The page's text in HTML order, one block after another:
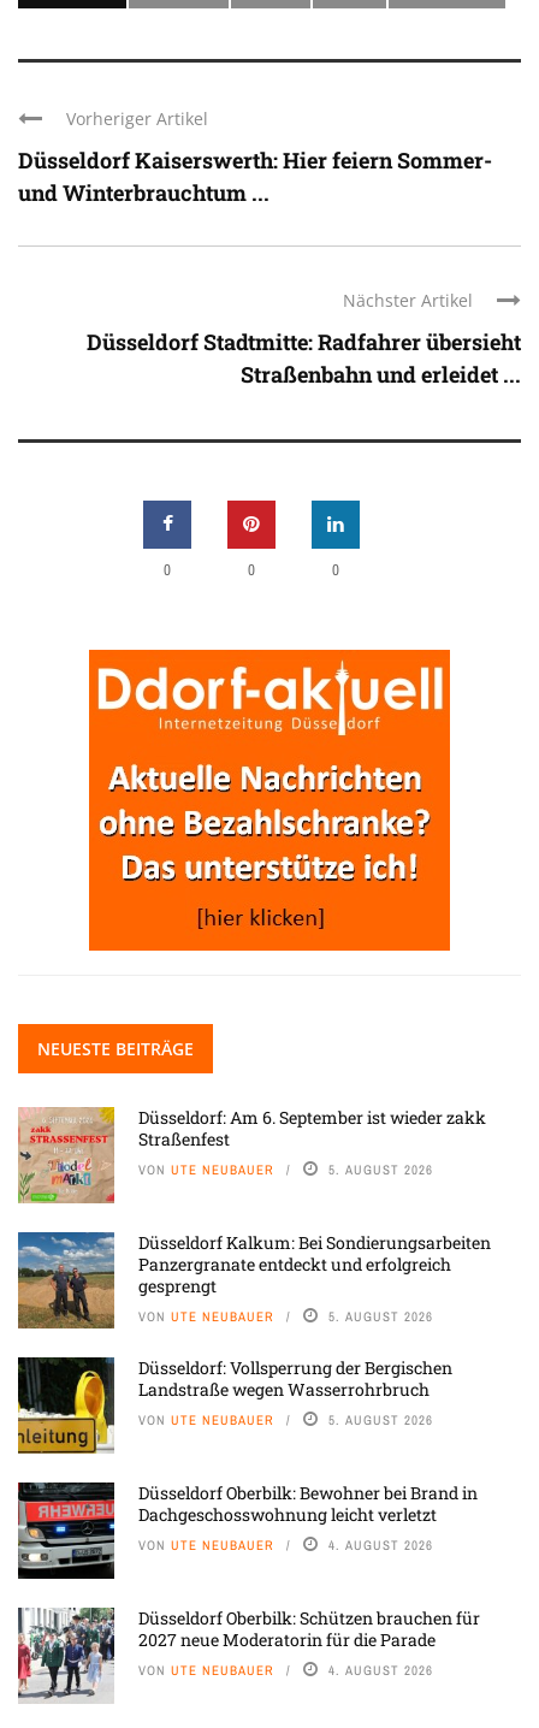
Vorheriger Artikel
Düsseldorf Kaiserswerth: Hier feiern Sommer-
und Winterbrauchtum ...
Nächster Artikel
Düsseldorf Stadtmitte: Radfahrer übersieht
Straßenbahn und erleidet ...
0 0 0
NEUESTE BEITRÄGE
Düsseldorf: Am 6. September ist wieder zakk
Straßenfest
VON UTE NEUBAUER 5. AUGUST 2026
Düsseldorf Kalkum: Bei Sondierungsarbeiten
Panzergranate entdeckt und erfolgreich
gesprengt
VON UTE NEUBAUER 5. AUGUST 2026
Düsseldorf: Vollsperrung der Bergischen
Landstraße wegen Wasserrohrbruch
VON UTE NEUBAUER 5. AUGUST 2026
Düsseldorf Oberbilk: Bewohner bei Brand in
Dachgeschosswohnung leicht verletzt
VON UTE NEUBAUER 4. AUGUST 2026
Düsseldorf Oberbilk: Schützen brauchen für
2027 neue Moderatorin für die Parade
VON UTE NEUBAUER 4. AUGUST 2026